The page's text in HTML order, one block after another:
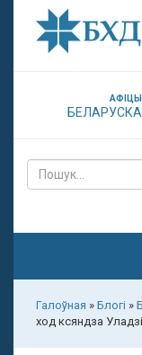
Галоўная » Блогі »
ход ксяндза